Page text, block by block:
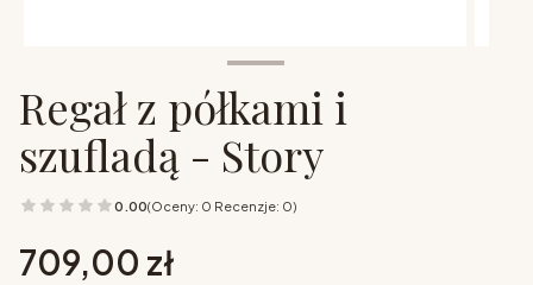
Regał z półkami i
szufladą - Story
0.00(Oceny: 0 Recenzje: 0)
Cena
709,00 zł